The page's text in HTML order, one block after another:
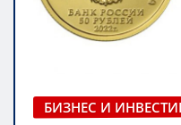
БИЗНЕС И